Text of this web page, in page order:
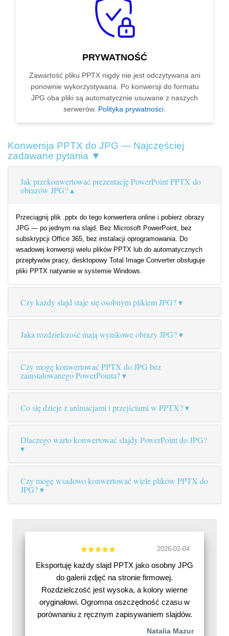
PRYWATNOŚĆ
Zawartość pliku PPTX nigdy nie jest odczytywana ani
ponownie wykorzystywana. Po konwersji do formatu
JPG oba pliki są automatycznie usuwane z naszych
serwerów. Polityka prywatności.
Konwersja PPTX do JPG — Najczęściej
zadawane pytania ▼
Jak przekonwertować prezentację PowerPoint PPTX do
obrazów JPG?
Przeciągnij plik .pptx do tego konwertera online i pobierz obrazy
JPG — po jednym na slajd. Bez Microsoft PowerPoint, bez
subskrypcji Office 365, bez instalacji oprogramowania. Do
wsadowej konwersji wielu plików PPTX lub do automatycznych
przepływów pracy, desktopowy Total Image Converter obsługuje
pliki PPTX natywnie w systemie Windows.
Czy każdy slajd staje się osobnym plikiem JPG?
Jaka rozdzielczość mają wynikowe obrazy JPG?
Czy mogę konwertować PPTX do JPG bez
zainstalowanego PowerPointa?
Co się dzieje z animacjami i przejściami w PPTX?
Dlaczego warto konwertować slajdy PowerPoint do JPG?
Czy mogę wsadowo konwertować wiele plików PPTX do
JPG?
2026-02-04
Eksportuję każdy slajd PPTX jako osobny JPG
do galerii zdjęć na stronie firmowej.
Rozdzielczość jest wysoka, a kolory wierne
oryginałowi. Ogromna oszczędność czasu w
porównaniu z ręcznym zapisywaniem slajdów.
Natalia Mazur